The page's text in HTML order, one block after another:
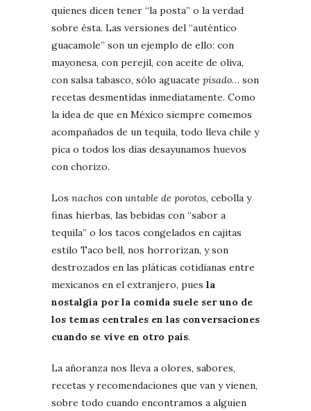
quienes dicen tener “la posta” o la verdad
sobre ésta. Las versiones del “auténtico
guacamole” son un ejemplo de ello: con
mayonesa, con perejil, con aceite de oliva,
con salsa tabasco, sólo aguacate pisado… son
recetas desmentidas inmediatamente. Como
la idea de que en México siempre comemos
acompañados de un tequila, todo lleva chile y
pica o todos los días desayunamos huevos
con chorizo.
Los nachos con untable de porotos, cebolla y
finas hierbas, las bebidas con “sabor a
tequila” o los tacos congelados en cajitas
estilo Taco bell, nos horrorizan, y son
destrozados en las pláticas cotidianas entre
mexicanos en el extranjero, pues la
nostalgia por la comida suele ser uno de
los temas centrales en las conversaciones
cuando se vive en otro país.
La añoranza nos lleva a olores, sabores,
recetas y recomendaciones que van y vienen,
sobre todo cuando encontramos a alguien